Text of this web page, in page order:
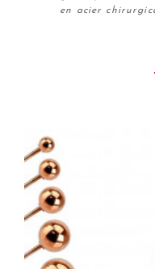
en acier